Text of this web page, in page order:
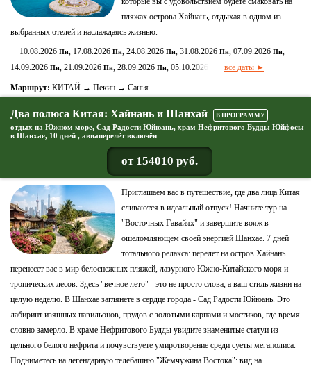
пляжах острова Хайнань, отдыхая в одном из
выбранных отелей и наслаждаясь жизнью.
10.08.2026 Пн, 17.08.2026 Пн, 24.08.2026 Пн, 31.08.2026 Пн, 07.09.2026 Пн,
14.09.2026 Пн, 21.09.2026 Пн, 28.09.2026 Пн, 05.10.2026 все даты ►
Маршрут: КИТАЙ → Пекин → Санья
Два полюса Китая: Хайнань и Шанхай В ПРОГРАММУ
отдых на Южном море, Сад Радости Юйюань, храм Нефритового Будды Юйфосы
в Шанхае, 10 дней , авиаперелёт включён
от 154010 руб.
Приглашаем вас в путешествие, где два лица Китая
сливаются в идеальный отпуск! Начните тур на
"Восточных Гавайях" и завершите вояж в
ошеломляющем своей энергией Шанхае. 7 дней
тотального релакса: перелет на остров Хайнань
перенесет вас в мир белоснежных пляжей, лазурного Южно-Китайского моря и
тропических лесов. Здесь "вечное лето" - это не просто слова, а ваш стиль жизни на
целую неделю. В Шанхае заглянете в сердце города - Сад Радости Юйюань. Это
лабиринт изящных павильонов, прудов с золотыми карпами и мостиков, где время
словно замерло. В храме Нефритового Будды увидите знаменитые статуи из
цельного белого нефрита и почувствуете умиротворение среди суеты мегаполиса.
Подниметесь на легендарную телебашню "Жемчужина Востока": вид на